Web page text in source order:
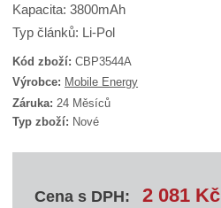
Kapacita: 3800mAh
Typ článků: Li-Pol
Kód zboží:CBP3544A
K
ó
d
d
d
Výrobce: Mobile Energy
Záruka: 24 Měsíců
Typ zboží: Nové
Cena s DPH: 2 081 Kč